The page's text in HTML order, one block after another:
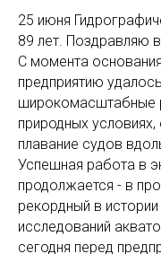
25 июня
89 лет. Поздравляю
С момента
предприятию
широкомасштабные
природных
плавание судов
Успешная работа в
продолжается - в
рекордный в
исследований
сегодня перед